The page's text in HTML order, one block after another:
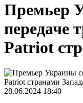
Премьер
передаче
Patriot
28.06.2024 18:40